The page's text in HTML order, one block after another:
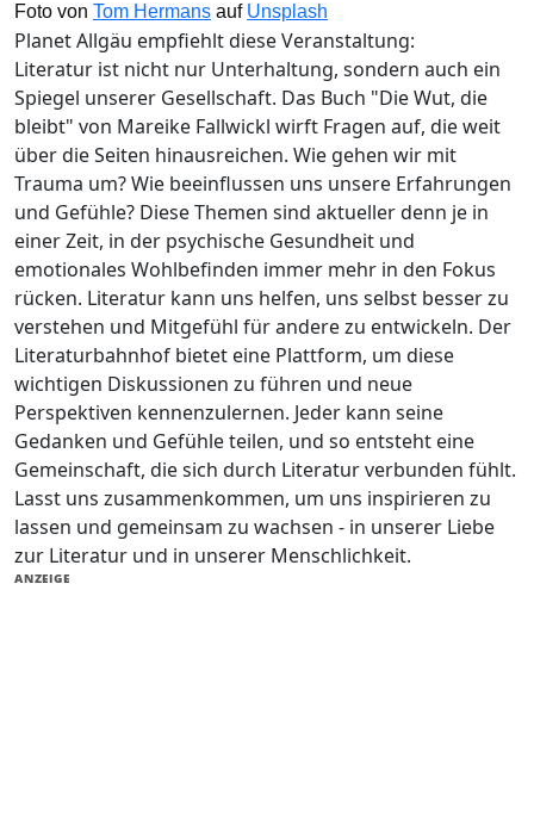
Foto von Tom Hermans auf Unsplash
Planet Allgäu empfiehlt diese Veranstaltung:
Literatur ist nicht nur Unterhaltung, sondern auch ein
Spiegel unserer Gesellschaft. Das Buch "Die Wut, die
bleibt" von Mareike Fallwickl wirft Fragen auf, die weit
über die Seiten hinausreichen. Wie gehen wir mit
Trauma um? Wie beeinflussen uns unsere Erfahrungen
und Gefühle? Diese Themen sind aktueller denn je in
einer Zeit, in der psychische Gesundheit und
emotionales Wohlbefinden immer mehr in den Fokus
rücken. Literatur kann uns helfen, uns selbst besser zu
verstehen und Mitgefühl für andere zu entwickeln. Der
Literaturbahnhof bietet eine Plattform, um diese
wichtigen Diskussionen zu führen und neue
Perspektiven kennenzulernen. Jeder kann seine
Gedanken und Gefühle teilen, und so entsteht eine
Gemeinschaft, die sich durch Literatur verbunden fühlt.
Lasst uns zusammenkommen, um uns inspirieren zu
lassen und gemeinsam zu wachsen - in unserer Liebe
zur Literatur und in unserer Menschlichkeit.
ANZEIGE